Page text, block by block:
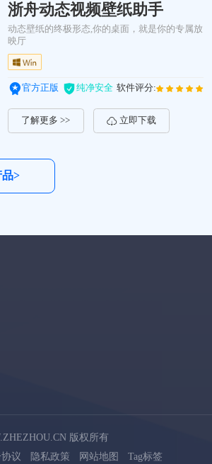
浙舟动态视频壁纸助手
动态壁纸的终极形态,你的桌面，就是你的专属放
映厅
官方正版 纯净安全 软件评分:
了解更多 >> 立即下载
>
版权所有
议 隐私政策 网站地图 Tag标签